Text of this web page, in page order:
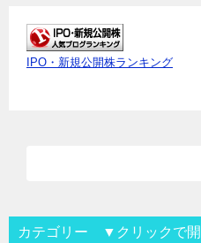
IPO・新規公開株ランキング
カテゴリー ▼クリックで開